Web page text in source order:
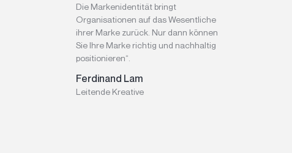
Die Markenidentität bringt
Organisationen auf das Wesentliche
ihrer Marke zurück. Nur dann können
Sie Ihre Marke richtig und nachhaltig
positionieren“.
Ferdinand Lam
Leitende Kreative